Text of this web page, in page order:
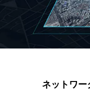
ネットワー